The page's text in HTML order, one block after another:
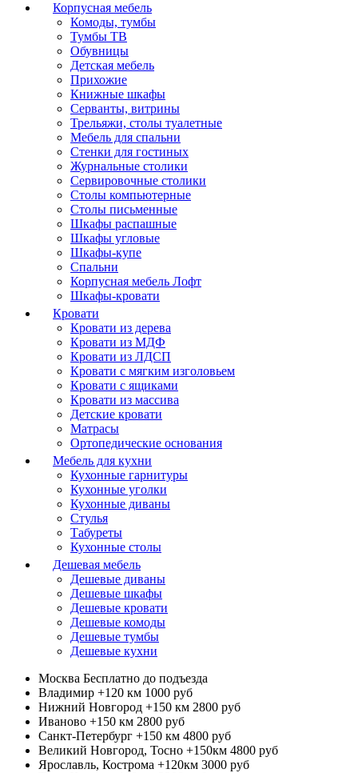
Корпусная мебель
Комоды, тумбы
Тумбы ТВ
Обувницы
Детская мебель
Прихожие
Книжные шкафы
Серванты, витрины
Трельяжи, столы туалетные
Мебель для спальни
Стенки для гостиных
Журнальные столики
Сервировочные столики
Столы компьютерные
Столы письменные
Шкафы распашные
Шкафы угловые
Шкафы-купе
Спальни
Корпусная мебель Лофт
Шкафы-кровати
Кровати
Кровати из дерева
Кровати из МДФ
Кровати из ЛДСП
Кровати с мягким изголовьем
Кровати с ящиками
Кровати из массива
Детские кровати
Матрасы
Ортопедические основания
Мебель для кухни
Кухонные гарнитуры
Кухонные уголки
Кухонные диваны
Стулья
Табуреты
Кухонные столы
Дешевая мебель
Дешевые диваны
Дешевые шкафы
Дешевые кровати
Дешевые комоды
Дешевые тумбы
Дешевые кухни
Москва Бесплатно до подъезда
Владимир +120 км 1000 руб
Нижний Новгород +150 км 2800 руб
Иваново +150 км 2800 руб
Санкт-Петербург +150 км 4800 руб
Великий Новгород, Тосно +150км 4800 руб
Ярославль, Кострома +120км 3000 руб